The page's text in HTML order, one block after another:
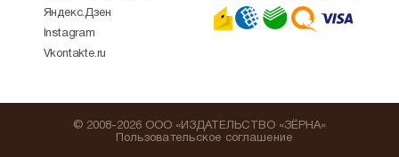
Яндекс.Дзен
Instagram
Vkontakte.ru
© 2008-2026 ООО «ИЗДАТЕЛЬСТВО «ЗЁРНА»
Пользовательское соглашение